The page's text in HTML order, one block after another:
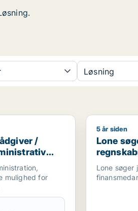
Løsning
/ regnskabsmedarbejder /
/
mulighed for
Lone
5 år siden
Lone
Lone søger